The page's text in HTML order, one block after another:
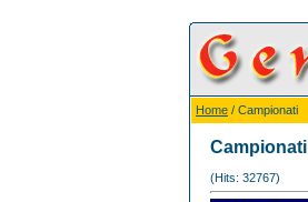
Home / Campionati
Campionati
(Hits: 32767)